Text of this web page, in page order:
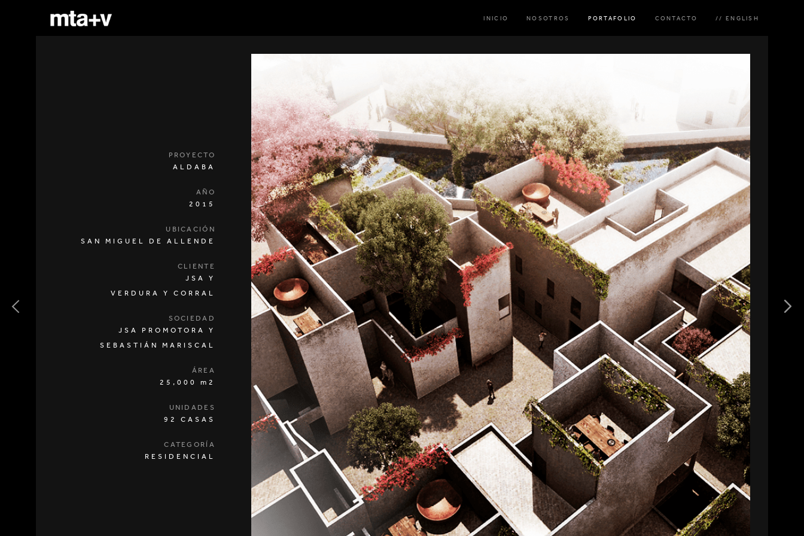
INICIO NOSOTROS PORTAFOLIO CONTACTO // ENGLISH
PROYECTO
ALDABA
AÑO
2015
UBICACIÓN
SAN MIGUEL DE ALLENDE
CLIENTE
JSA Y
VERDURA Y CORRAL
SOCIEDAD
JSA PROMOTORA Y
SEBASTIÁN MARISCAL
ÁREA
25,000 m2
UNIDADES
92 CASAS
CATEGORÍA
RESIDENCIAL